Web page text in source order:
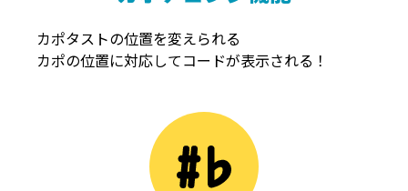
カポタストの位置を変えられる
カポの位置に対応してコードが表示される！